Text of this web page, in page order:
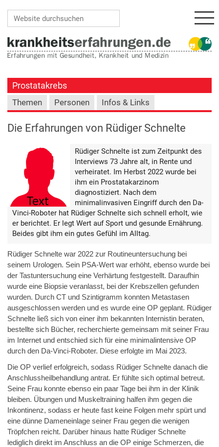
Prostatakrebs
Themen Personen Infos & Links
Die Erfahrungen von Rüdiger Schnelte
Rüdiger Schnelte ist zum Zeitpunkt des
Interviews 73 Jahre alt, in Rente und
verheiratet. Im Herbst 2022 wurde bei
ihm ein Prostatakarzinom
diagnostiziert. Nach dem
minimalinvasiven Eingriff durch den Da-
Vinci-Roboter hat Rüdiger Schnelte sich schnell erholt, wie
er berichtet. Er legt Wert auf Sport und gesunde Ernährung.
Beides gibt ihm ein gutes Gefühl im Alltag.
Rüdiger Schnelte war 2022 zur Routineuntersuchung bei
seinem Urologen. Sein PSA-Wert war erhöht, ebenso wurde bei
der Tastuntersuchung eine Verhärtung festgestellt. Daraufhin
wurde eine Biopsie veranlasst, bei der Krebszellen gefunden
wurden. Durch CT und Szintigramm konnten Metastasen
ausgeschlossen werden und es wurde eine OP geplant. Rüdiger
Schnelte ließ sich von einer ihm bekannten Internistin beraten,
bestellte sich Bücher, recherchierte gemeinsam mit seiner Frau
im Internet und entschied sich für eine minimalintensive OP
durch den Da-Vinci-Roboter. Diese erfolgte im Mai 2023.
Die OP verlief erfolgreich, sodass Rüdiger Schnelte danach die
Anschlussheilbehandlung antrat. Er fühlte sich optimal betreut.
Seine Frau konnte ebenso ein paar Tage bei ihm in der Klinik
bleiben. Übungen und Muskeltraining halfen ihm gegen die
Inkontinenz, sodass er heute fast keine Folgen mehr spürt und
eine dünne Dameneinlage seiner Frau gegen die wenigen
Tröpfchen reicht. Darüber hinaus hatte Rüdiger Schnelte
lediglich direkt im Anschluss an die OP einige Schmerzen, die